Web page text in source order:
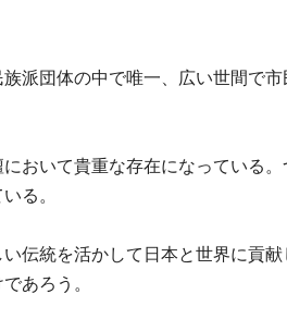
派団体の中で唯一、広い世間で市
おいて貴重な存在になっている。
る。
伝統を活かして日本と世界に貢献
あろう。